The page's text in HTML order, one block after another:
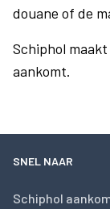
douane of de
Schiphol
aankomt.
SNEL NAAR
Schiphol